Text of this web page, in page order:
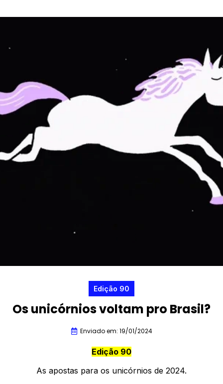
Edição 90
Os unicórnios voltam pro Brasil?
Enviado em: 19/01/2024
Edição 90
As apostas para os unicórnios de 2024.